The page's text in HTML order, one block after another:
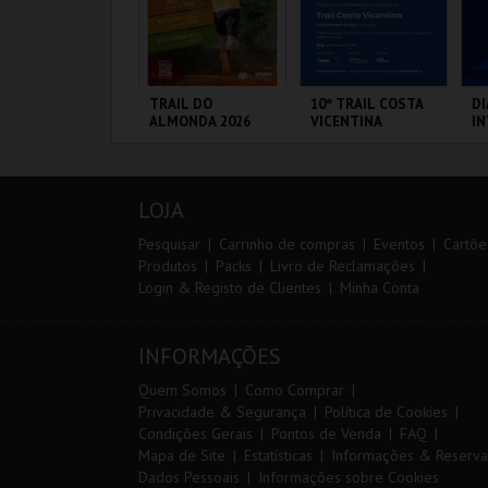
DE
TRAIL DO
ALMONDA 2026
SERRA DE AIRE
MAIS INFO
INSCREVER
10º TRAIL COSTA
VICENTINA
SANTIAGO DO
MAIS INFO
INSCREVER
LOJA
Pesquisar Carrinho de compras Eventos
Produtos
Packs
Livro de Reclamações
Login & Registo de Clientes
Minha Conta
INFORMAÇÕES
Quem Somos
Como Comprar
Privacidade & Segurança
Política de Cookies
Condições Gerais
Pontos de Venda
FAQ
Mapa de Site
Estatísticas
Informações &
Dados Pessoais
Informações sobre Cookies